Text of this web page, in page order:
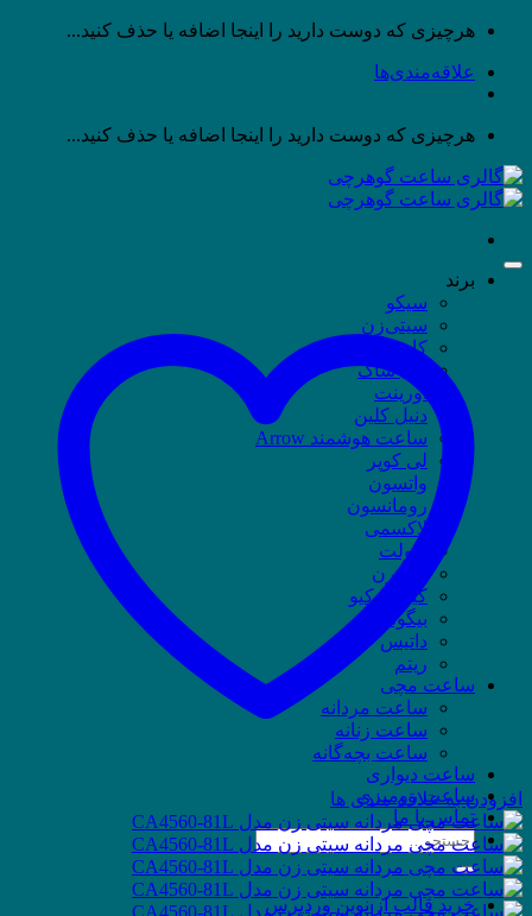
پرش
محتوا
هرچیزی که دوست دارید را اینجا اضافه یا حذف کنید...
علاقه‌مندی‌ها
هرچیزی که دوست دارید را اینجا اضافه یا حذف کنید...
برند
سیکو
سیتی‌زن
کاسیو
جی شاک
اورینت
دنیل کلین
ساعت هوشمند Arrow
لی کوپر
واتسون
رومانسون
لاکسمی
ویولت
وسترن
کیو اند کیو
بیگوتی
داتیس
ریتم
ساعت مچی
ساعت مردانه
ساعت زنانه
ساعت بچه‌گانه
ساعت دیواری
ساعت رومیزی
تماس با ما
جستجو
برای:
خرید قالب از نوین وردپرس
افزودن به علاقه مندی ها